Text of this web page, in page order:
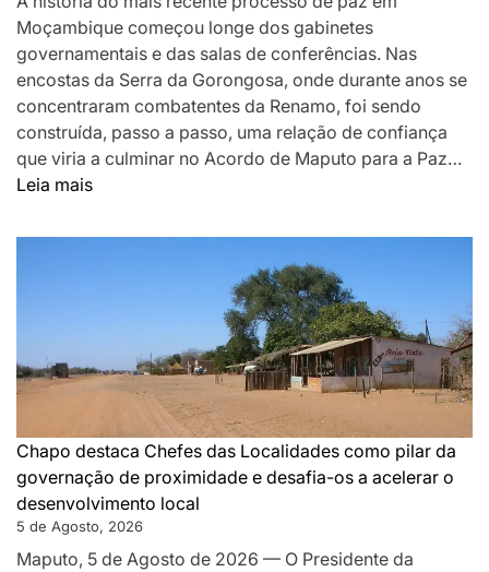
Moçambique começou longe dos gabinetes
governamentais e das salas de conferências. Nas
encostas da Serra da Gorongosa, onde durante anos se
concentraram combatentes da Renamo, foi sendo
construída, passo a passo, uma relação de confiança
que viria a culminar no Acordo de Maputo para a Paz…
Leia mais:
MONTANHA
DA
PAZ
SILENCIOU
AS
ARMAS
EM
MOÇAMBIQUE
Chapo destaca Chefes das Localidades como pilar da
governação de proximidade e desafia-os a acelerar o
desenvolvimento local
5 de Agosto, 2026
Maputo, 5 de Agosto de 2026 — O Presidente da